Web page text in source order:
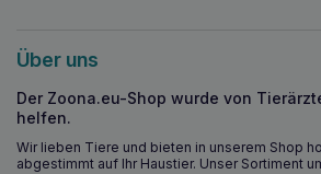
Über uns
Der Zoona.eu-Shop wurde von
helfen.
Wir lieben Tiere und bieten in unserem Shop
abgestimmt auf Ihr Haustier. Unser Sortiment